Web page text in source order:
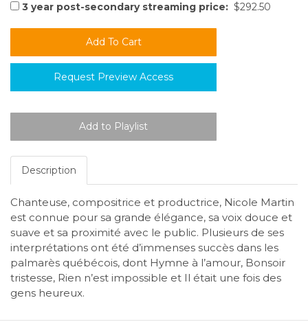
3 year post-secondary streaming price: $292.50
Request Preview Access
Description
Chanteuse, compositrice et productrice, Nicole Martin
est connue pour sa grande élégance, sa voix douce et
suave et sa proximité avec le public. Plusieurs de ses
interprétations ont été d’immenses succès dans les
palmarès québécois, dont Hymne à l’amour, Bonsoir
tristesse, Rien n’est impossible et Il était une fois des
gens heureux.